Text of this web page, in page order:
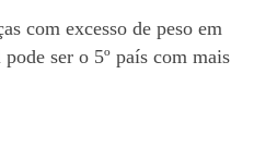
com excesso de peso em
ser o 5º país com mais